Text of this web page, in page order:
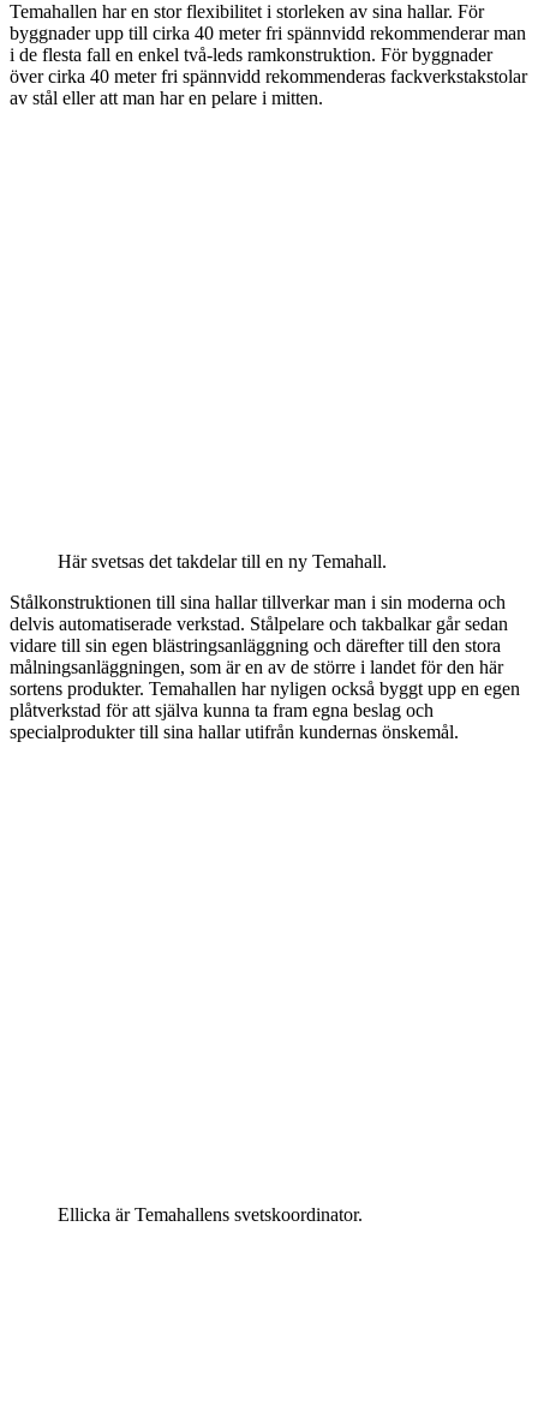
Temahallen har en stor flexibilitet i storleken av sina hallar. För
byggnader upp till cirka 40 meter fri spännvidd rekommenderar man
i de flesta fall en enkel två-leds ramkonstruktion. För byggnader
över cirka 40 meter fri spännvidd rekommenderas fackverkstakstolar
av stål eller att man har en pelare i mitten.
Här svetsas det takdelar till en ny Temahall.
Stålkonstruktionen till sina hallar tillverkar man i sin moderna och
delvis automatiserade verkstad. Stålpelare och takbalkar går sedan
vidare till sin egen blästringsanläggning och därefter till den stora
målningsanläggningen, som är en av de större i landet för den här
sortens produkter. Temahallen har nyligen också byggt upp en egen
plåtverkstad för att själva kunna ta fram egna beslag och
specialprodukter till sina hallar utifrån kundernas önskemål.
Ellicka är Temahallens svetskoordinator.